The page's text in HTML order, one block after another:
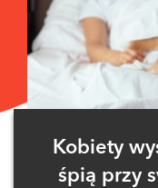
Kobiety
śpią przy